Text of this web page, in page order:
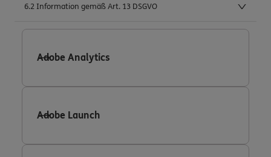
6.2 Information gemäß Art. 13 DSGVO
Adobe Analytics
Adobe Launch